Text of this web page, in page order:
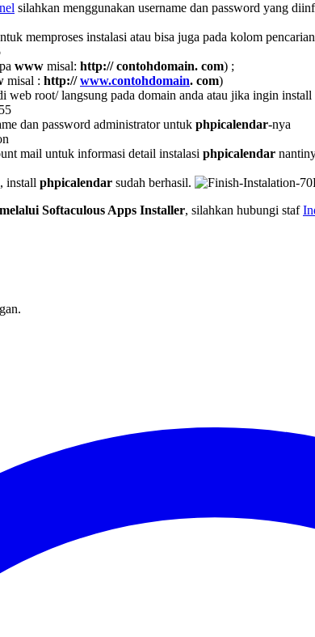
silahkan menggunakan username dan password yang
memproses instalasi atau bisa juga pada kolom
www misal: http:// contohdomain. com) ;
misal : http://www.contohdomain. com)
web root/ langsung pada domain anda atau jika ingin
dan password administrator untuk phpicalendar-nya
mail untuk informasi detail instalasi phpicalendar
install phpicalendar sudah berhasil.
Softaculous Apps Installer, silahkan hubungi staf